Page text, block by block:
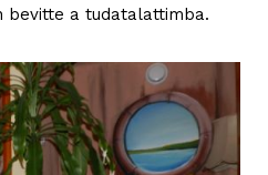
bevitte a tudatalattimba.